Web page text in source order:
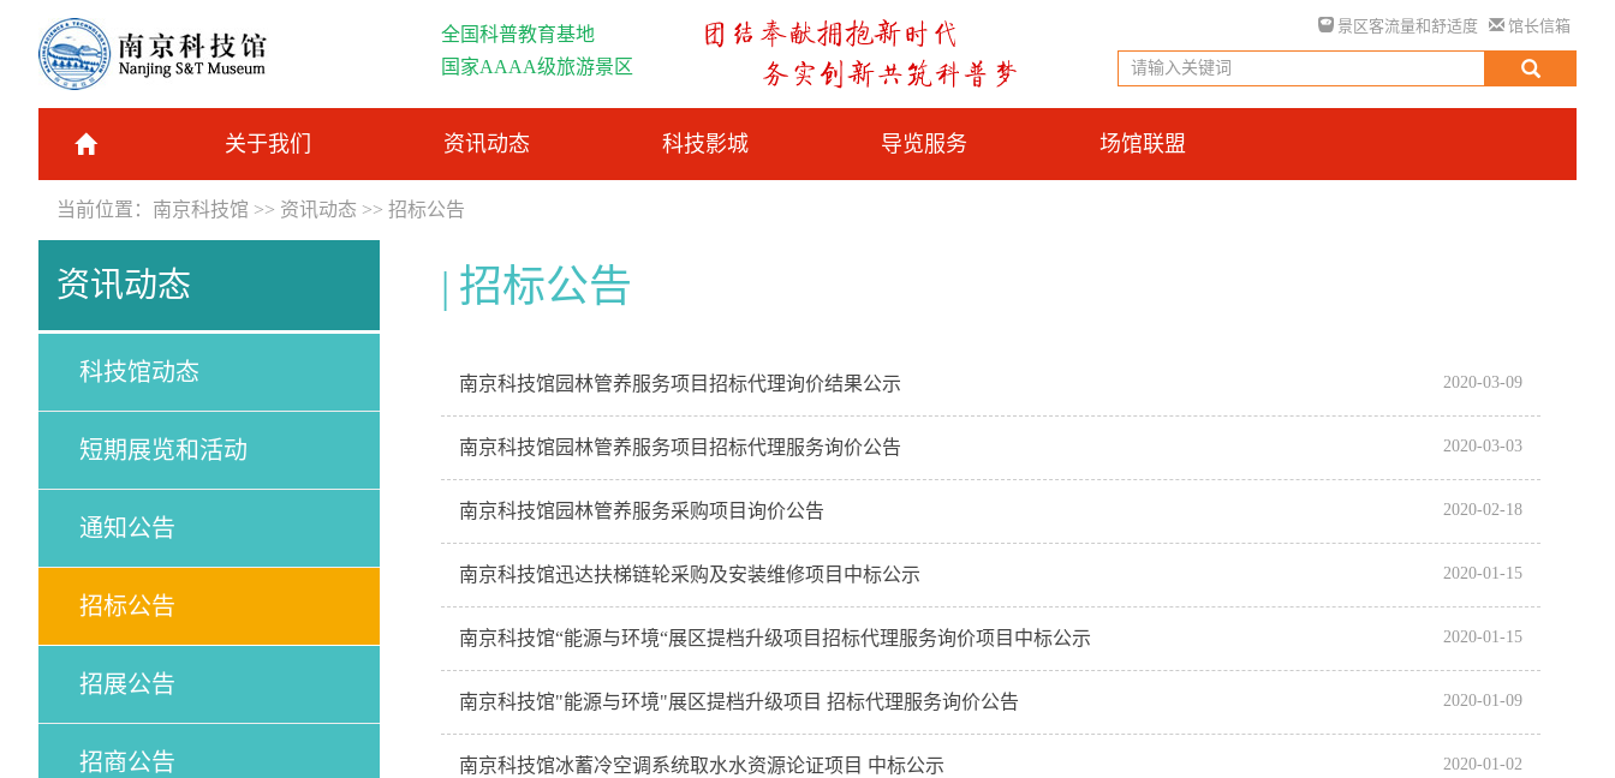
全国科普教育基地
国家AAAA级旅游景区
景区客流量和舒适度 馆长信箱
关于我们 资讯动态 科技影城 导览服务 场馆联盟
当前位置： 南京科技馆 >> 资讯动态 >> 招标公告
资讯动态
科技馆动态
短期展览和活动
通知公告
招标公告
招展公告
招商公告
招标公告
南京科技馆园林管养服务项目招标代理询价结果公示 2020-03-09
南京科技馆园林管养服务项目招标代理服务询价公告 2020-03-03
南京科技馆园林管养服务采购项目询价公告 2020-02-18
南京科技馆迅达扶梯链轮采购及安装维修项目中标公示 2020-01-15
南京科技馆“能源与环境“展区提档升级项目招标代理服务询价项目中标公示 2020-01-15
南京科技馆"能源与环境"展区提档升级项目 招标代理服务询价公告 2020-01-09
南京科技馆冰蓄冷空调系统取水水资源论证项目 中标公示 2020-01-02